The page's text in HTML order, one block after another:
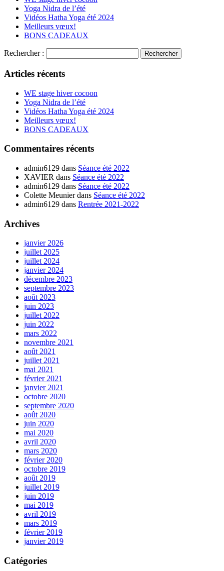
Yoga Nidra de l’été
Vidéos Hatha Yoga été 2024
Meilleurs vœux!
BONS CADEAUX
Rechercher :
Articles récents
WE stage hiver cocoon
Yoga Nidra de l’été
Vidéos Hatha Yoga été 2024
Meilleurs vœux!
BONS CADEAUX
Commentaires récents
admin6129 dans Séance été 2022
XAVIER dans Séance été 2022
admin6129 dans Séance été 2022
Colette Meunierdans Séance été 2022
admin6129 dans Rentrée 2021-2022
Archives
janvier 2026
juillet 2025
juillet 2024
janvier 2024
décembre 2023
septembre 2023
août 2023
juin 2023
juillet 2022
juin 2022
mars 2022
novembre 2021
août 2021
juillet 2021
mai 2021
février 2021
janvier 2021
octobre 2020
septembre 2020
août 2020
juin 2020
mai 2020
avril 2020
mars 2020
février 2020
octobre 2019
août 2019
juillet 2019
juin 2019
mai 2019
avril 2019
mars 2019
février 2019
janvier 2019
Catégories